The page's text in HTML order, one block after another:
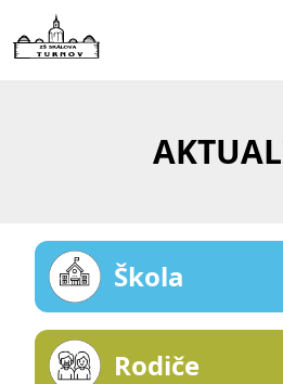
Kontakty
Škola
Rodiče